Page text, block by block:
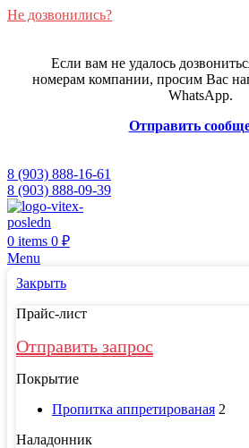
Не дозвонились?
Если вам не удалось
номерам компании, просим Вас
WhatsApp.
Отправить
8 (903) 888-16-61
8 (903) 888-09-39
0 items 0 ₽
Menu
Закрыть
Прайс-лист
Отправить запрос
Покрытие
Пропитка аппретированая 2
Наладонник